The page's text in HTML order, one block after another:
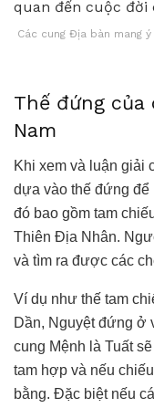
Các cung Địa bàn mang
Thế đứng
Nam
Khi xem và luận giải
dựa vào thế đứng
đó bao gồm tam
Thiên Địa Nhân.
và tìm ra được các
Ví dụ như thế tam
Dần, Nguyệt đứng ở
cung Mệnh là Tuất
tam hợp và nếu
bằng. Đặc biệt nếu